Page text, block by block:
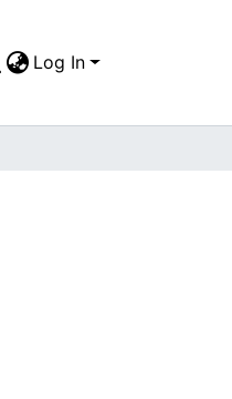
Log In